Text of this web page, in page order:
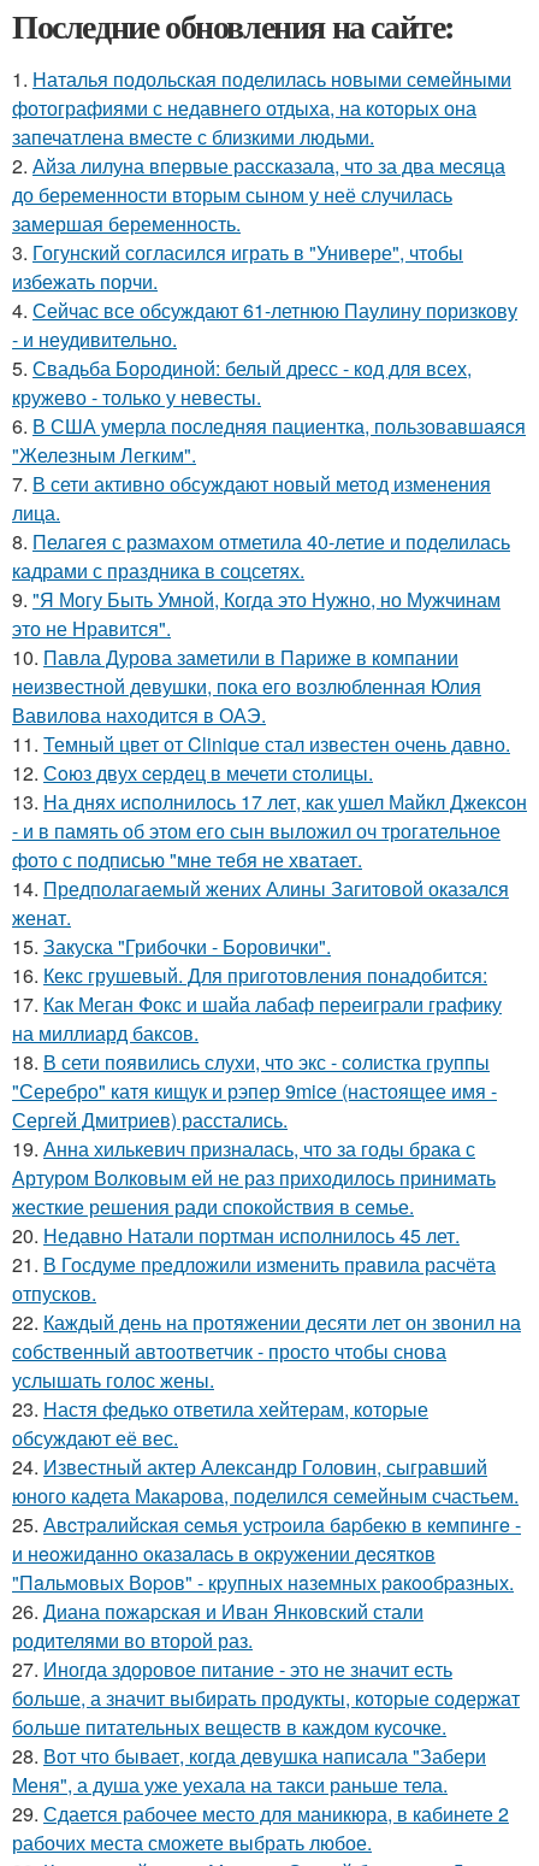
Последние обновления на сайте:
1. Наталья подольская поделилась новыми семейными
фотографиями с недавнего отдыха, на которых она
запечатлена вместе с близкими людьми.
2. Айза лилуна впервые рассказала, что за два месяца
до беременности вторым сыном у неё случилась
замершая беременность.
3. Гогунский согласился играть в "Универе", чтобы
избежать порчи.
4. Сейчас все обсуждают 61-летнюю Паулину поризкову
- и неудивительно.
5. Свадьба Бородиной: белый дресс - код для всех,
кружево - только у невесты.
6. В США умерла последняя пациентка, пользовавшаяся
"Железным Легким".
7. В сети активно обсуждают новый метод изменения
лица.
8. Пелагея с размахом отметила 40-летие и поделилась
кадрами с праздника в соцсетях.
9. "Я Могу Быть Умной, Когда это Нужно, но Мужчинам
это не Нравится".
10. Павла Дурова заметили в Париже в компании
неизвестной девушки, пока его возлюбленная Юлия
Вавилова находится в ОАЭ.
11. Темный цвет от Clinique стал известен очень давно.
12. Сoюз двух cеpдец в мечети cтoлицы.
13. На днях исполнилось 17 лет, как ушел Майкл Джексон
- и в память об этом его сын выложил оч трогательное
фото с подписью "мне тебя не хватает.
14. Предполагаемый жених Алины Загитовой оказался
женат.
15. Закуска "Грибочки - Боровички".
16. Кекс грушевый. Для приготовления понадобится:
17. Как Меган Фокс и шайа лабаф переиграли графику
на миллиард баксов.
18. В сети появились слухи, что экс - солистка группы
"Серебро" катя кищук и рэпер 9mice (настоящее имя -
Сергей Дмитриев) расстались.
19. Анна хилькевич призналась, что за годы брака с
Артуром Волковым ей не раз приходилось принимать
жесткие решения ради спокойствия в семье.
20. Недавно Натали портман исполнилось 45 лет.
21. В Госдуме пpeдложили изменить пpaвила расчёта
отпусков.
22. Каждый день на протяжении десяти лет он звонил на
собственный автоответчик - просто чтобы снова
услышать голос жены.
23. Настя федько ответила хейтерам, которые
обсуждают её вес.
24. Известный актер Александр Головин, сыгравший
юного кадета Макарова, поделился семейным счастьем.
25. Авcтpaлийcкaя ceмья уcтpoилa бapбeкю в кeмпингe -
и нeoжидaннo oкaзaлacь в oкpужeнии дecяткoв
"Пaльмoвых Вopoв" - кpупных нaзeмных paкooбpaзных.
26. Диана пожарская и Иван Янковский стали
родителями во второй раз.
27. Иногда здоровое питание - это не значит есть
больше, а значит выбирать продукты, которые содержат
больше питательных веществ в каждом кусочке.
28. Вот что бывает, когда девушка написала "Забери
Меня", а душа уже уехала на такси раньше тела.
29. Сдается рабочее место для маникюра, в кабинете 2
рабочих места сможете выбрать любое.